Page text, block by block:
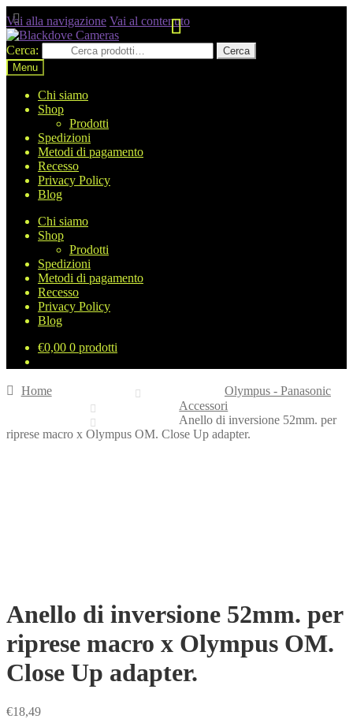
Vai alla navigazione Vai al contenuto
Cerca:
Cerca
Menu
Chi siamo
Shop
Prodotti
Spedizioni
Metodi di pagamento
Recesso
Privacy Policy
Blog
Chi siamo
Shop
Prodotti
Spedizioni
Metodi di pagamento
Recesso
Privacy Policy
Blog
€0,00 0 prodotti
Home
Olympus - Panasonic
Accessori
Anello di inversione 52mm. per
riprese macro x Olympus OM. Close Up adapter.
Anello di inversione 52mm. per
riprese macro x Olympus OM.
Close Up adapter.
€18,49